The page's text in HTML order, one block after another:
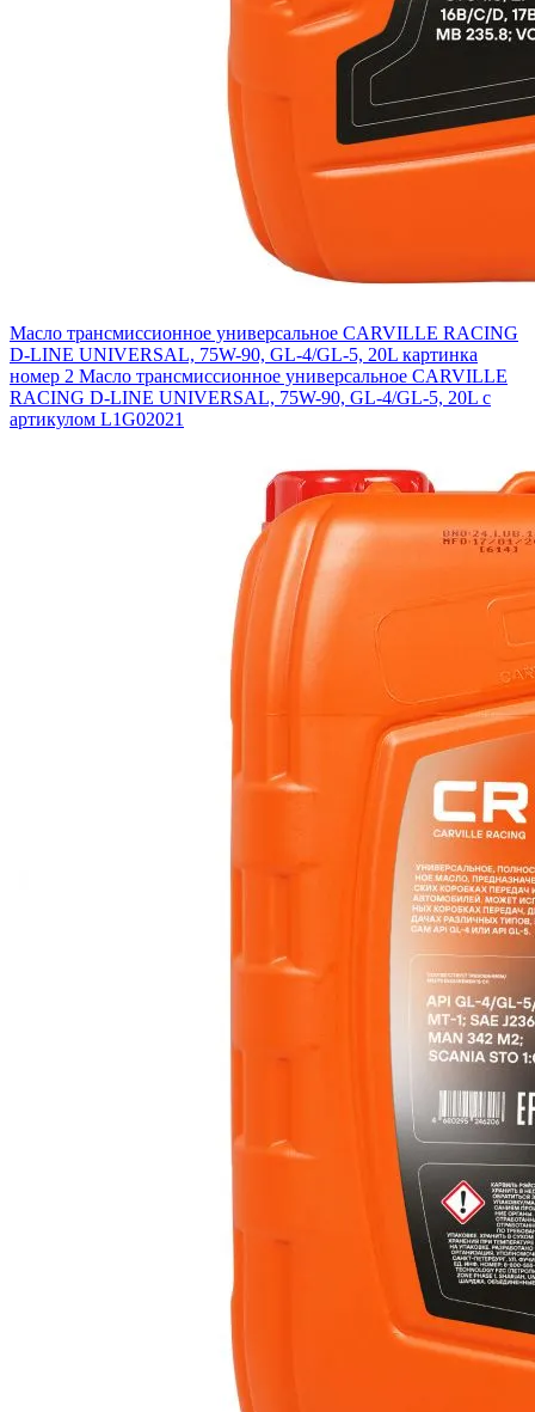
Масло трансмиссионное универсальное CARVILLE RACING
D-LINE UNIVERSAL, 75W-90, GL-4/GL-5, 20L картинка
номер 2 Масло трансмиссионное универсальное CARVILLE
RACING D-LINE UNIVERSAL, 75W-90, GL-4/GL-5, 20L с
артикулом L1G02021